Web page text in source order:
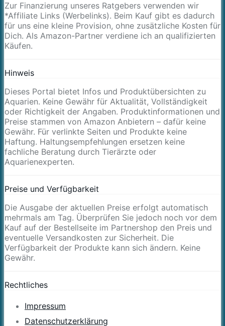
Zur Finanzierung unseres Ratgebers verwenden wir
*Affiliate Links (Werbelinks). Beim Kauf gibt es dadurch
für uns eine kleine Provision, ohne zusätzliche Kosten für
Dich. Als Amazon-Partner verdiene ich an qualifizierten
Käufen.
Hinweis
Dieses Portal bietet Infos und Produktübersichten zu
Aquarien. Keine Gewähr für Aktualität, Vollständigkeit
oder Richtigkeit der Angaben. Produktinformationen und
Preise stammen von Amazon Anbietern – dafür keine
Gewähr. Für verlinkte Seiten und Produkte keine
Haftung. Haltungsempfehlungen ersetzen keine
fachliche Beratung durch Tierärzte oder
Aquarienexperten.
Preise und Verfügbarkeit
Die Ausgabe der aktuellen Preise erfolgt automatisch
mehrmals am Tag. Überprüfen Sie jedoch noch vor dem
Kauf auf der Bestellseite im Partnershop den Preis und
eventuelle Versandkosten zur Sicherheit. Die
Verfügbarkeit der Produkte kann sich ändern. Keine
Gewähr.
Rechtliches
Impressum
Datenschutzerklärung